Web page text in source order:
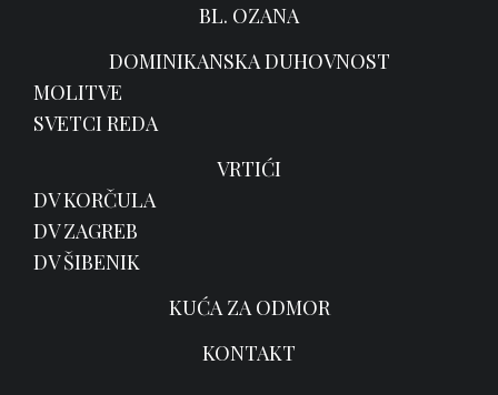
BL. OZANA
DOMINIKANSKA DUHOVNOST
MOLITVE
SVETCI REDA
VRTIĆI
DV KORČULA
DV ZAGREB
DV ŠIBENIK
KUĆA ZA ODMOR
KONTAKT